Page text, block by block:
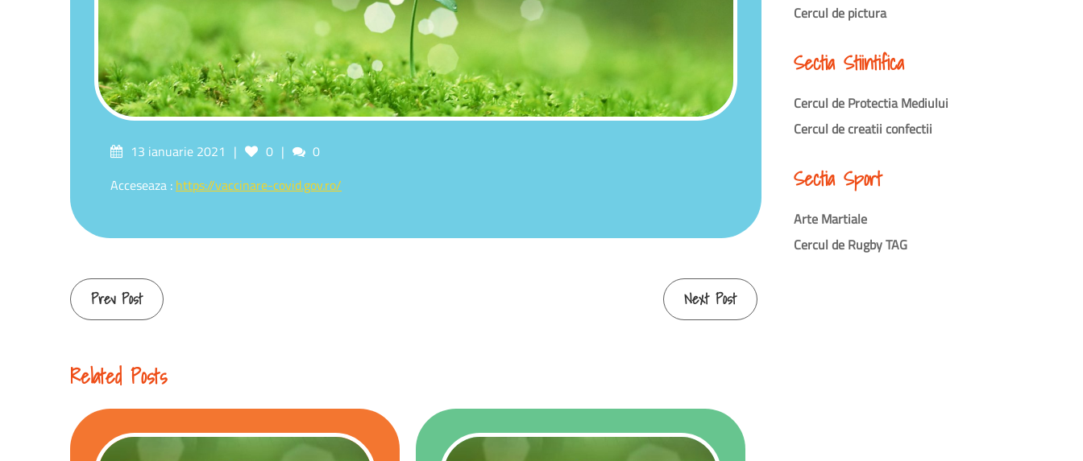
13 ianuarie 2021 0
0
Acceseaza : https://vaccinare-covid.gov.ro/
Prev Post Next Post
Related Posts
Cercul de pictura
Sectia Stiintifica
Cercul de Protectia Mediului
Cercul de creatii confectii
Sectia Sport
Arte Martiale
Cercul de Rugby TAG